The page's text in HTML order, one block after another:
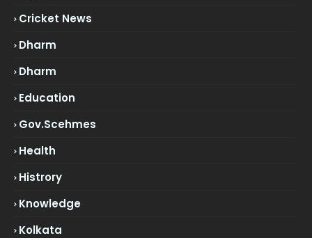
Cricket News
Dharm
Dharm
Education
Gov.scehmes
Health
Histrory
Knowledge
Kolkata